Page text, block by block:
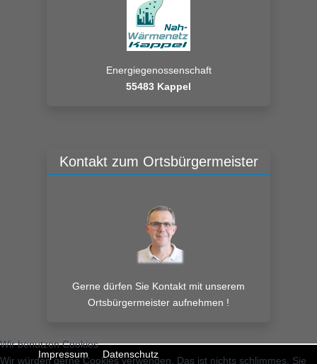
Energiegenossenschaft
55483 Kappel
Kontakt zum Ortsbürgermeister
Gerne dürfen Sie Kontakt mit unserem
Ortsbürgermeister aufnehmen !
Impressum Datenschutz
Wir benutzen Cookies
Wir würden gerne Cookies verwenden. Das ist nichts schlimmes. Sie